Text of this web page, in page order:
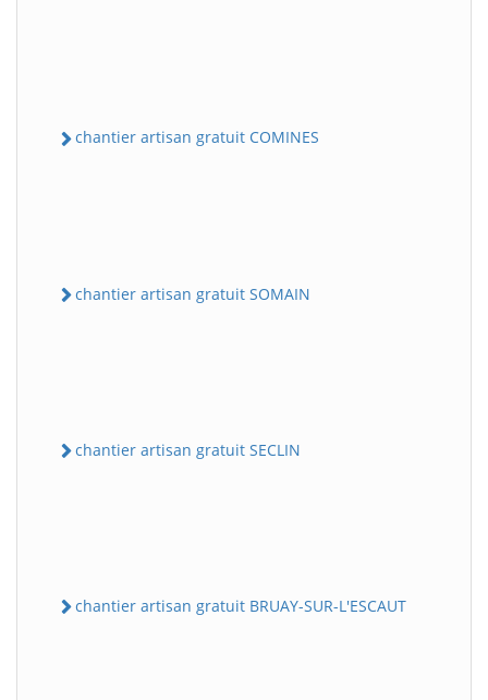
chantier artisan gratuit COMINES
chantier artisan gratuit SOMAIN
chantier artisan gratuit SECLIN
chantier artisan gratuit BRUAY-SUR-L'ESCAUT